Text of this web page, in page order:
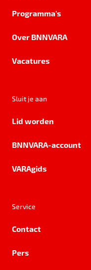
Programma's
Over BNNVARA
Vacatures
Sluit je aan
Lid worden
BNNVARA-account
VARAgids
Service
Contact
Pers